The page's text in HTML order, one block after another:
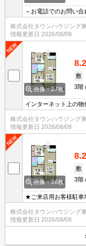
～お電話でのお問い合
地域密着タウンハウ
株式会社タウンハウジング
情報更新日 2026/08/09
画像：27枚
8.2
敷
3階
インターネット上の物
します。お気軽にお
バー1のタウンハウジ
株式会社タウンハウジング
情報更新日 2026/08/08
画像：26枚
8.2
敷
3階
★ご来店用お客様駐車
株式会社タウンハウジング
情報更新日 2026/08/08